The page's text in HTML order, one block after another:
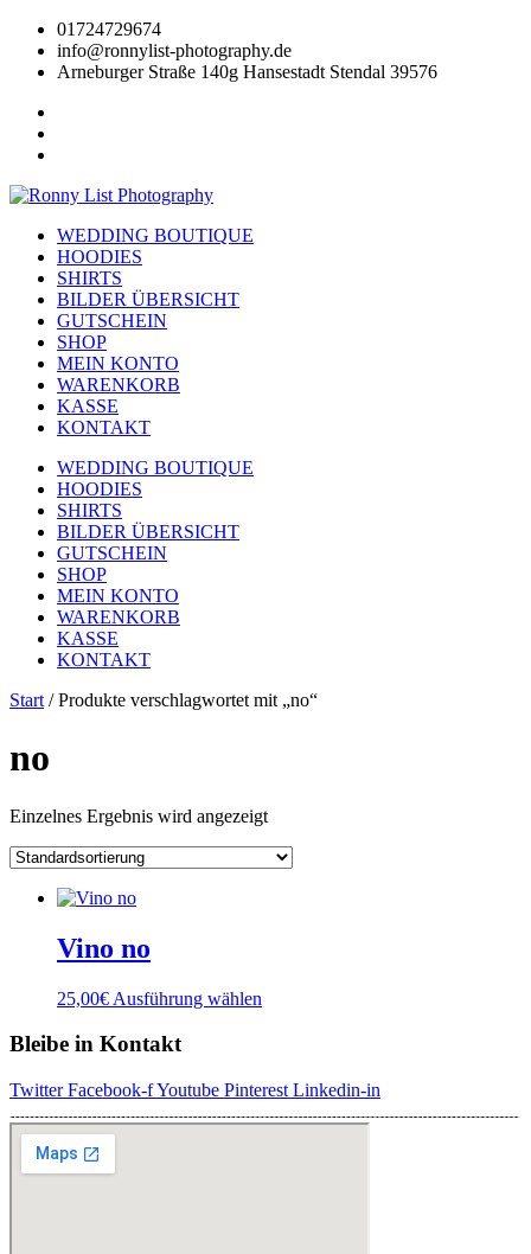
Zum
Inhalt
wechseln
01724729674
info@ronnylist-photography.de
Arneburger Straße 140g Hansestadt Stendal 39576
WEDDING BOUTIQUE
HOODIES
SHIRTS
BILDER ÜBERSICHT
GUTSCHEIN
SHOP
MEIN KONTO
WARENKORB
KASSE
KONTAKT
WEDDING BOUTIQUE
HOODIES
SHIRTS
BILDER ÜBERSICHT
GUTSCHEIN
SHOP
MEIN KONTO
WARENKORB
KASSE
KONTAKT
Start / Produkte verschlagwortet mit „no“
no
Einzelnes Ergebnis wird angezeigt
Vino no
25,00€ Ausführung wählen
Varianten
auf.
Die
Bleibe in Kontakt
Twitter Facebook-fYoutube Pinterest Linkedin-in